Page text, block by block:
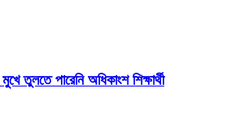
তুলতে পারেনি অধিকাংশ শিক্ষার্থী